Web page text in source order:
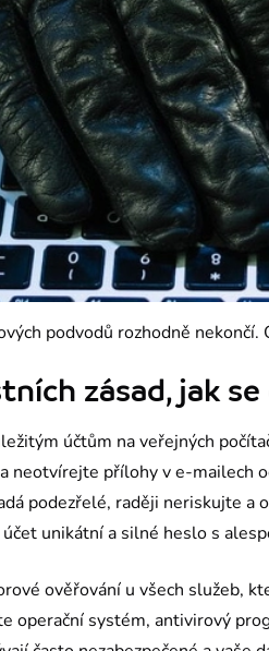
zásad, jak
účtům na veřejných
neotvírejte přílohy v e-mailech
podezřelé, raději neriskujte a
unikátní a silné heslo s
ověřování u všech služeb,
operační systém, antivirový